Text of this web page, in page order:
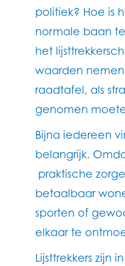
politiek? Hoe is
normale baan
het
waarden
raadtafel, als
genomen
Bijna iedereen
belangrijk.
praktische
betaalbaar
sporten of
elkaar te
Lijsttrekkers zijn